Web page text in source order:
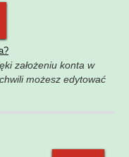
założeniu konta w
możesz edytować